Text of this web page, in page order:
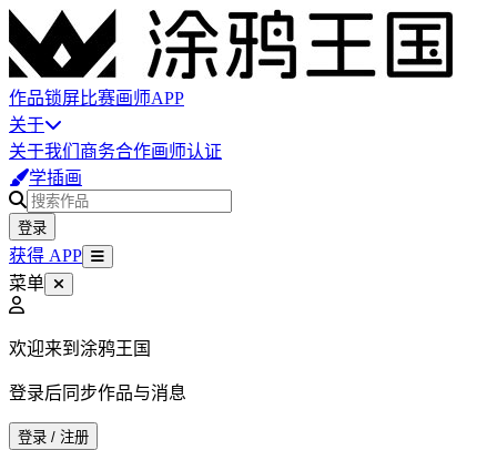
作品锁屏比赛画师APP
关于
关于我们 商务合作画师认证
学插画
登录
获得 APP
菜单
欢迎来到涂鸦王国
登录后同步作品与消息
登录 / 注册